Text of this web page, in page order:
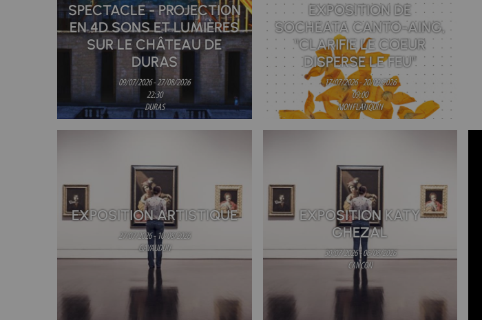
SPECTACLE - PROJECTION
EN 4D SONS ET LUMIÈRES
SUR LE CHÂTEAU DE
DURAS
09/07/2026 - 27/08/2026
22:30
DURAS
EXPOSITION DE
SOCHEATA CANTO-AING,
"CLARIFIE LE COEUR
DISPERSE LE FEU"
17/07/2026 - 20/09/2026
09:00
MONFLANQUIN
EXPOSITION ARTISTIQUE
27/07/2026 - 10/08/2026
GAVAUDUN
EXPOSITION KATY
GHEZAL
30/07/2026 - 06/08/2026
CANCON